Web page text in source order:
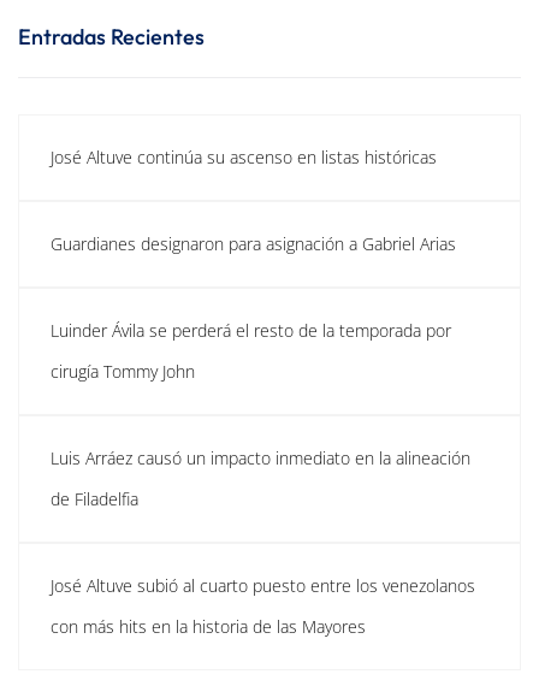
Entradas Recientes
José Altuve continúa su ascenso en listas históricas
Guardianes designaron para asignación a Gabriel Arias
Luinder Ávila se perderá el resto de la temporada por
cirugía Tommy John
Luis Arráez causó un impacto inmediato en la alineación
de Filadelfia
José Altuve subió al cuarto puesto entre los venezolanos
con más hits en la historia de las Mayores